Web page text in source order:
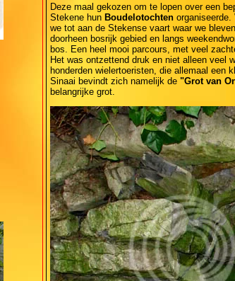
Deze maal gekozen om te lopen over een
Stekene hun Boudelotochten
we tot aan de Stekense vaart waar we
doorheen bosrijk gebied en langs
bos. Een heel mooi parcours, met veel
Het was ontzettend druk en niet alleen veel
honderden wielertoeristen, die allemaal een
Sinaai bevindt zich namelijk de "Grot van
belangrijke grot.